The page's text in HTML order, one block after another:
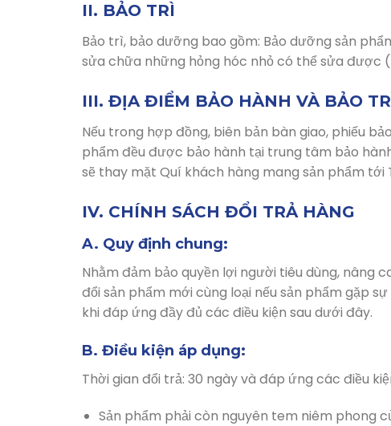
II. BẢO TRÌ
Bảo trì, bảo dưỡng bao gồm: Bảo dưỡng sản
sửa chữa những hỏng hóc nhỏ có thể sửa
III. ĐỊA ĐIỂM BẢO HÀNH VÀ BẢO
Nếu trong hợp đồng, biên bản bàn giao, phiếu
phẩm đều được bảo hành tại trung tâm bảo
sẽ thay mặt Quí khách hàng mang sản phẩm
IV. CHÍNH SÁCH ĐỔI TRẢ HÀNG
A. Quy định chung:
Nhằm đảm bảo quyền lợi người tiêu dùng, nâng
đổi sản phẩm mới cùng loại nếu sản phẩm gặp
khi đáp ứng đầy đủ các điều kiện sau dưới đây.
B. Điều kiện áp dụng:
Thời gian đổi trả: 30 ngày và đáp ứng các điều
Sản phẩm phải còn nguyên tem niêm phong